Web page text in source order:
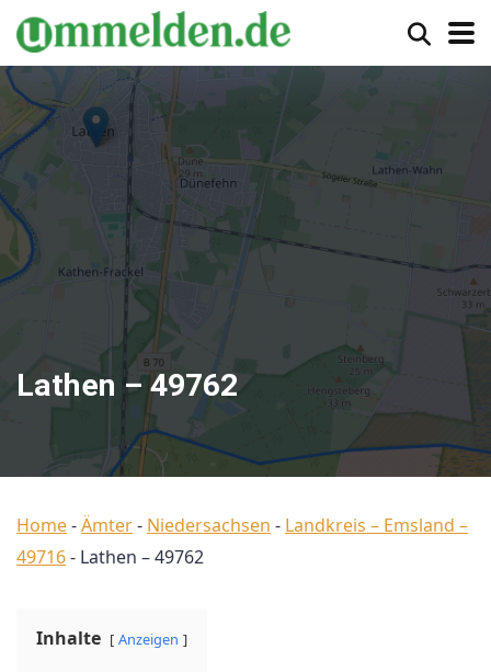
Lathen – 49762
Home-Ämter- Niedersachsen - Landkreis – Emsland –
49716- Lathen – 49762
Inhalte Anzeigen